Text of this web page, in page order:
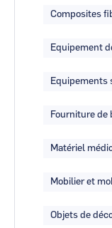
Composites
Equipement
Equipements
Fourniture de
Matériel
Mobilier et
Objets de